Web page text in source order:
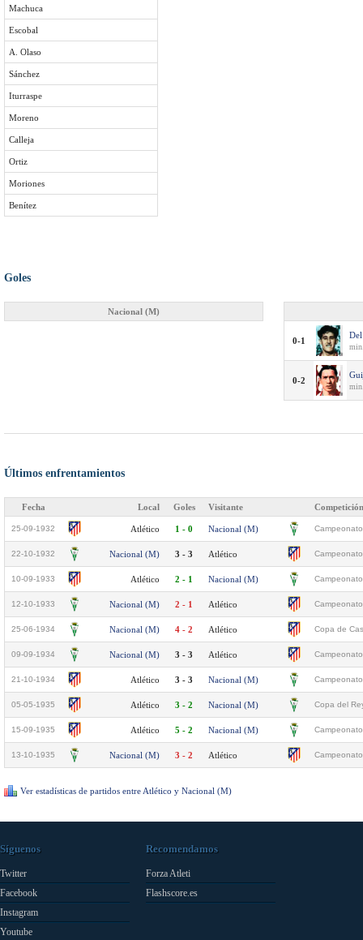
Machuca
Escobal
A. Olaso
Sánchez
Iturraspe
Moreno
Calleja
Ortiz
Moriones
Benítez
Goles
Nacional (M)
0-1
0-2
Últimos enfrentamientos
Fecha Local Goles Visitante Competición
25-09-1932 Atlético 1 - 0 Nacional (M)
22-10-1932 Nacional (M) 3 - 3 Atlético
10-09-1933 Atlético 2 - 1 Nacional (M)
12-10-1933 Nacional (M) 2 - 1 Atlético
25-06-1934 Nacional (M) 4 - 2 Atlético Copa de
09-09-1934 Nacional (M) 3 - 3 Atlético
21-10-1934 Atlético 3 - 3 Nacional (M)
05-05-1935 Atlético 3 - 2 Nacional (M) Copa del
15-09-1935 Atlético 5 - 2 Nacional (M)
13-10-1935 Nacional (M) 3 - 2 Atlético
Ver estadísticas de partidos entre Atlético y Nacional (M)
Síguenos
Twitter
Facebook
Instagram
Youtube
Recomendamos
Forza Atleti
Flashscore.es